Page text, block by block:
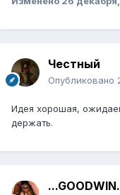
Честный
Опубликовано
Идея хорошая,
держать.